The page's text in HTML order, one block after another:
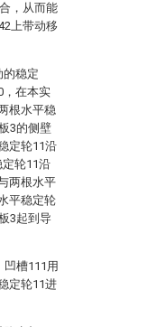
，从而能
上带动移
的稳定
，在本实
根水平稳
3的侧壁
定轮11沿
轮11沿
两根水平
平稳定轮
3起到导
槽111用
定轮11进